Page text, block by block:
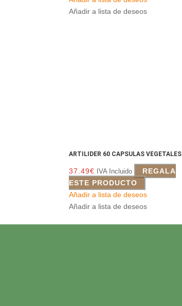
Añadir a lista de deseos
ARTILIDER 60 CAPSULAS VEGETALES
37.49€ IVA Incluido
REGALA
ESTE PRODUCTO
Añadir a lista de deseos
Añadir a lista de deseos